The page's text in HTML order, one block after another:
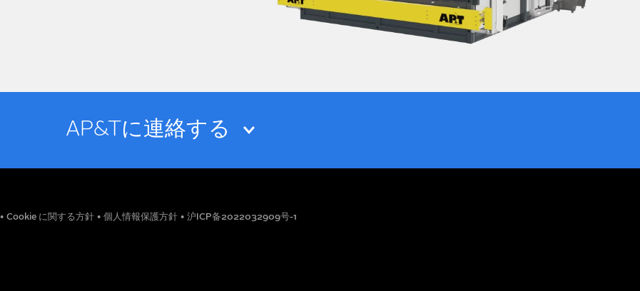
AP&Tに連絡する
•Cookie に関する方針 •個人情報保護方針 •沪ICP备2022032909号-1